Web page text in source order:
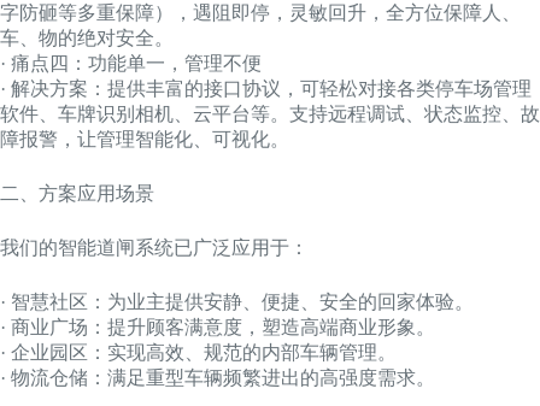
字防砸等多重保障），遇阻即停，灵敏回升，全方位保障人、
车、物的绝对安全。
· 痛点四：功能单一，管理不便
· 解决方案：提供丰富的接口协议，可轻松对接各类停车场管理
软件、车牌识别相机、云平台等。支持远程调试、状态监控、故
障报警，让管理智能化、可视化。
二、方案应用场景
我们的智能道闸系统已广泛应用于：
· 智慧社区：为业主提供安静、便捷、安全的回家体验。
· 商业广场：提升顾客满意度，塑造高端商业形象。
· 企业园区：实现高效、规范的内部车辆管理。
· 物流仓储：满足重型车辆频繁进出的高强度需求。